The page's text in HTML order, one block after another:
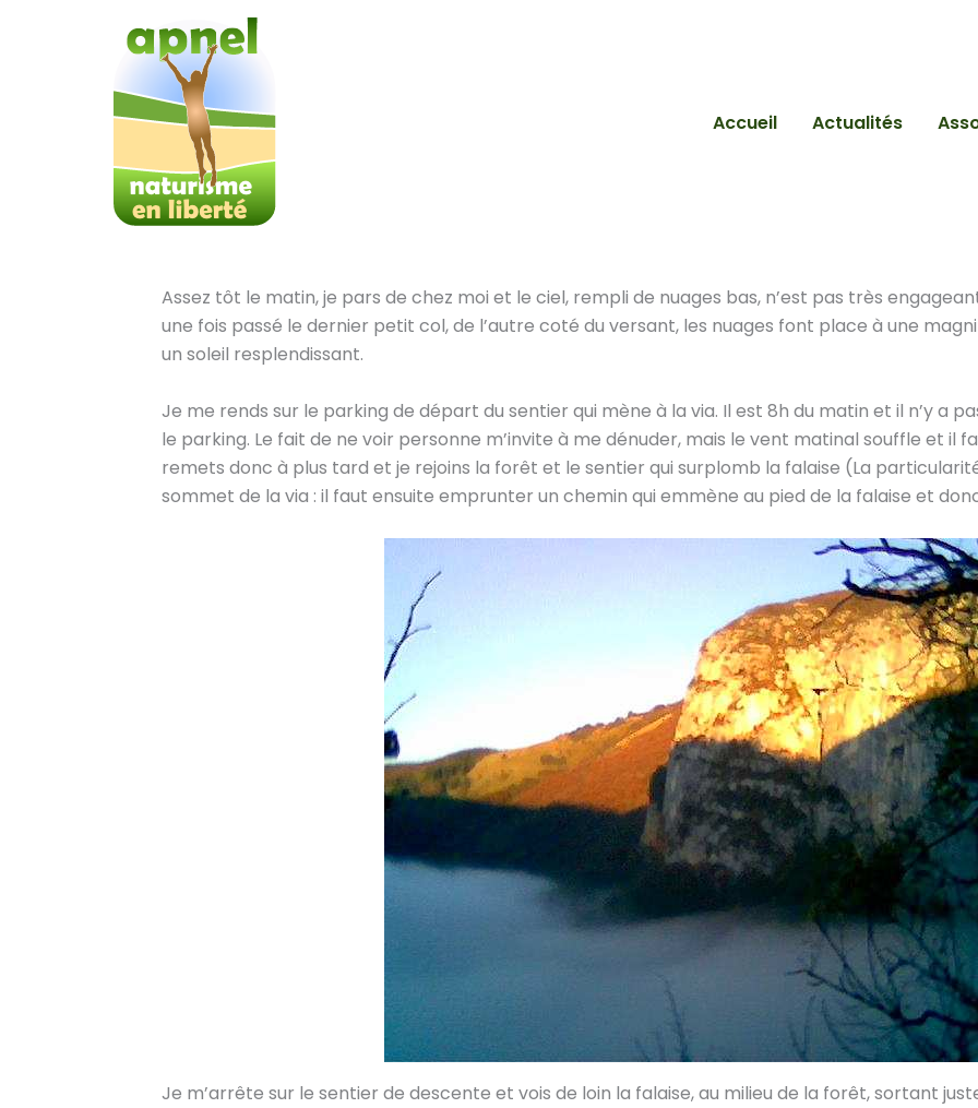
Accueil Actualités
Assez tôt le matin, je pars de chez moi et le ciel, rempli de nuages bas, n’est pas très
une fois passé le dernier petit col, de l’autre coté du versant, les nuages font place à une
un soleil resplendissant.
Je me rends sur le parking de départ du sentier qui mène à la via. Il est 8h du matin et il n’y a
le parking. Le fait de ne voir personne m’invite à me dénuder, mais le vent matinal souffle et il
remets donc à plus tard et je rejoins la forêt et le sentier qui surplomb la falaise (La
sommet de la via : il faut ensuite emprunter un chemin qui emmène au pied de la falaise et
Je m’arrête sur le sentier de descente et vois de loin la falaise, au milieu de la forêt, sortant